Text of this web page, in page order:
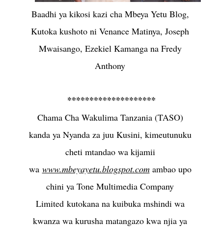
Baadhi ya kikosi kazi cha Mbeya Yetu Blog,
Kutoka kushoto ni Venance Matinya, Joseph
Mwaisango, Ezekiel Kamanga na Fredy
Anthony
********************
Chama Cha Wakulima Tanzania (TASO)
kanda ya Nyanda za juu Kusini, kimeutunuku
cheti mtandao wa kijamii
wa www.mbeyayetu.blogspot.com ambao upo
chini ya Tone Multimedia Company
Limited kutokana na kuibuka mshindi wa
kwanza wa kurusha matangazo kwa njia ya